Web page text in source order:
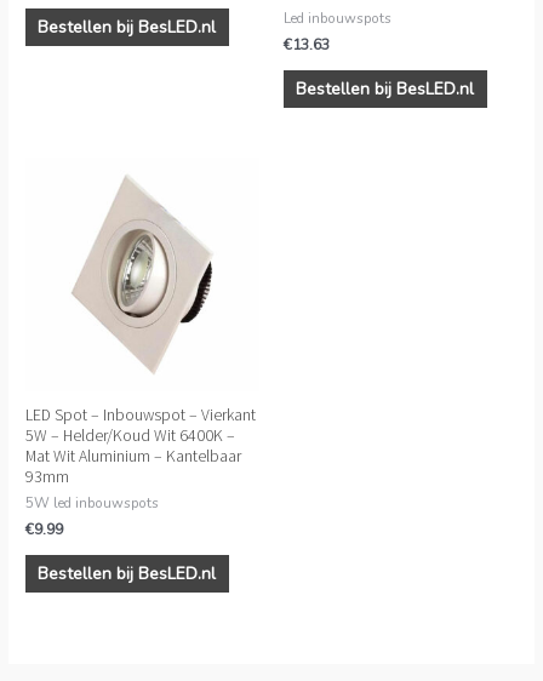
Bestellen bij BesLED.nl
Led inbouwspots
€13.63
Bestellen bij BesLED.nl
LED Spot – Inbouwspot – Vierkant
5W – Helder/Koud Wit 6400K –
Mat Wit Aluminium – Kantelbaar
93mm
5W led inbouwspots
€9.99
Bestellen bij BesLED.nl